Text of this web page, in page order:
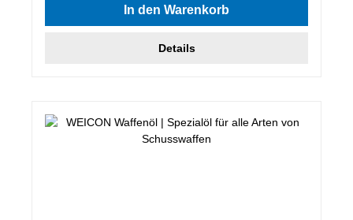
In den Warenkorb
Details